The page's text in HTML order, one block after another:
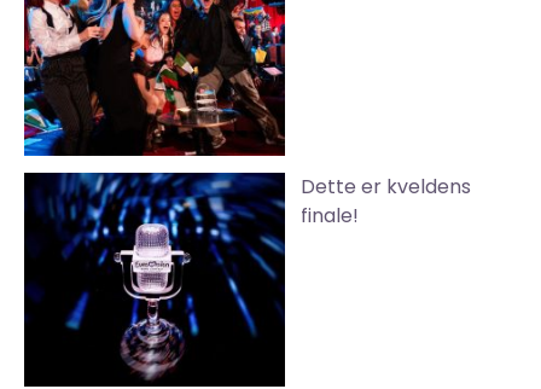
Dette er kveldens
finale!